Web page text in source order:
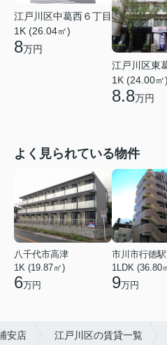
江戸川区中葛西６丁目
1K (26.04㎡)
8万円
江戸川区東
1K (24.00㎡)
8.8万円
よく見られている物件
八千代市高津
1K (19.87㎡)
6万円
市川市行徳
1LDK (36.80
9万円
安店 江戸川区の賃貸一覧